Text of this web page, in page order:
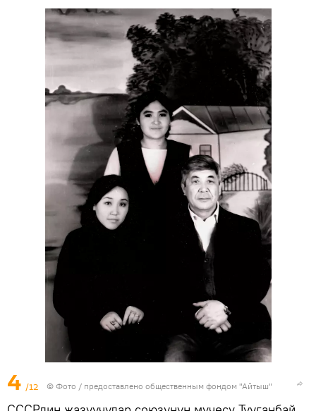
4 /12 © Фото / предоставлено общественным фондом "Айтыш"